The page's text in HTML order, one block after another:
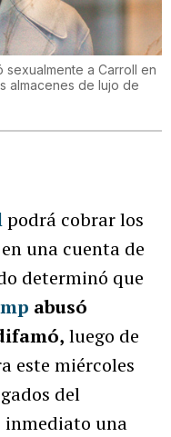
a Carroll en
almacenes de lujo de
podrá cobrar los
una cuenta de
determinó que
abusó
luego de
este miércoles
del
inmediato una